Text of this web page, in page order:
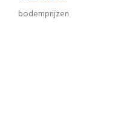
bodemprijzen